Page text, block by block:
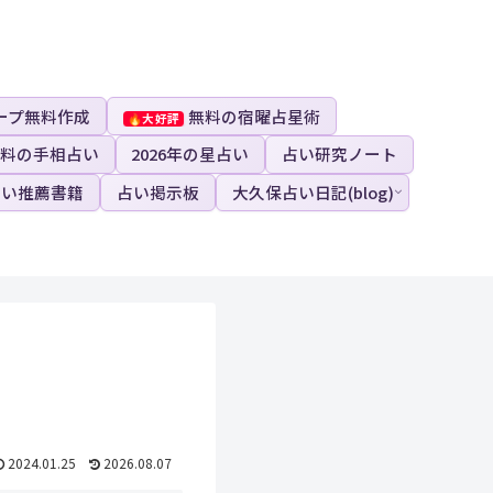
プ無料作成
無料の宿曜占星術
の手相占い
2026年の星占い
占い研究ノート
推薦書籍
占い掲示板 大久保占い日記(blog)
2024.01.25 2026.08.07